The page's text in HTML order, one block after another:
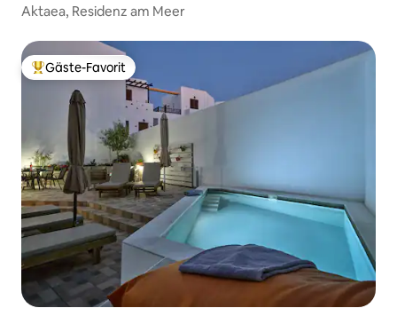
Aktaea, Residenz am Meer
Beliebter Gäste-Favorit.
Gäste-Favorit